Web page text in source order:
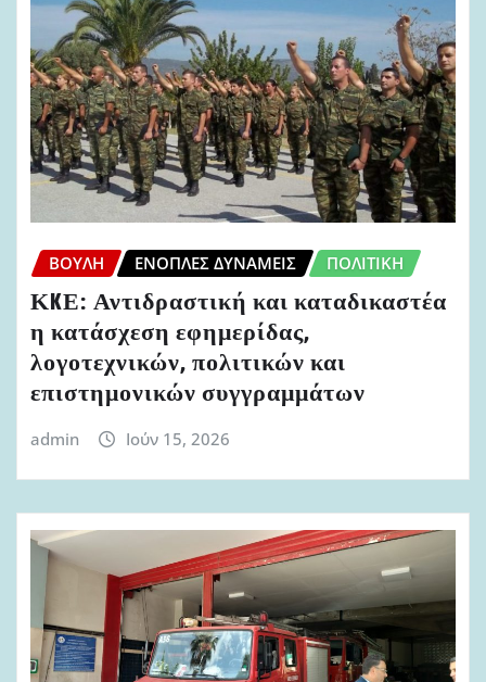
ΒΟΥΛΉ ΈΝΟΠΛΕΣ ΔΥΝΆΜΕΙΣ ΠΟΛΙΤΙΚΉ
ΚKΕ: Αντιδραστική και καταδικαστέα
η κατάσχεση εφημερίδας,
λογοτεχνικών, πολιτικών και
επιστημονικών συγγραμμάτων
admin Ιούν 15, 2026